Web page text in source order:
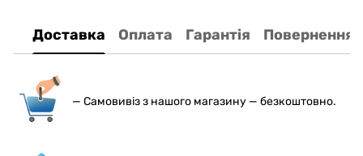
Доставка Оплата Гарантія Повернення
— Самовивіз з нашого магазину — безкоштовно.